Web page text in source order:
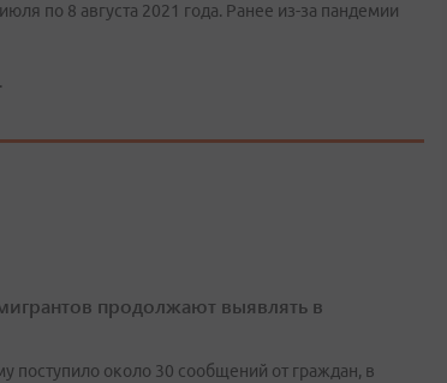
по 8 августа 2021 года. Ранее из-за пандемии
продолжают выявлять в
поступило около 30 сообщений от граждан, в